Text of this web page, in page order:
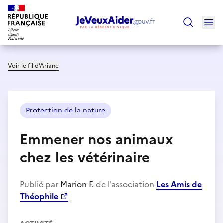
Voir le fil d’Ariane
Protection de la nature
Emmener nos animaux
chez les vétérinaire
Publié par Marion F. de l'association Les Amis de
Théophile